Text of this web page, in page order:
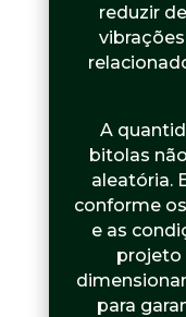
reduzir
A
bitolas
aleatória.
conforme
e as
projeto
para